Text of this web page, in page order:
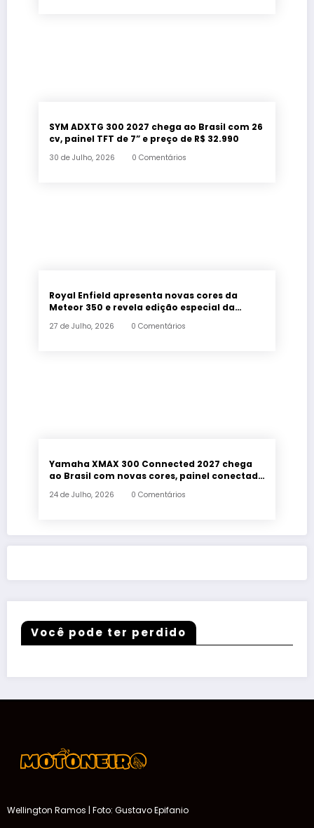
SYM ADXTG 300 2027 chega ao Brasil com 26
cv, painel TFT de 7” e preço de R$ 32.990
30 de Julho, 2026 0 Comentários
Royal Enfield apresenta novas cores da
Meteor 350 e revela edição especial da
27 de Julho, 2026 0 Comentários
Yamaha XMAX 300 Connected 2027 chega
ao Brasil com novas cores, painel conectado
24 de Julho, 2026 0 Comentários
Você pode ter perdido
Wellington Ramos | Foto: Gustavo Epifanio